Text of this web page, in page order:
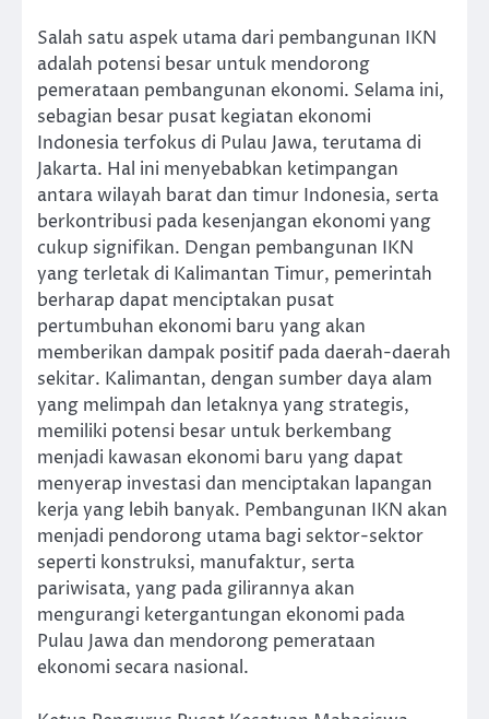
Salah satu aspek utama dari pembangunan IKN
adalah potensi besar untuk mendorong
pemerataan pembangunan ekonomi. Selama ini,
sebagian besar pusat kegiatan ekonomi
Indonesia terfokus di Pulau Jawa, terutama di
Jakarta. Hal ini menyebabkan ketimpangan
antara wilayah barat dan timur Indonesia, serta
berkontribusi pada kesenjangan ekonomi yang
cukup signifikan. Dengan pembangunan IKN
yang terletak di Kalimantan Timur, pemerintah
berharap dapat menciptakan pusat
pertumbuhan ekonomi baru yang akan
memberikan dampak positif pada daerah-daerah
sekitar. Kalimantan, dengan sumber daya alam
yang melimpah dan letaknya yang strategis,
memiliki potensi besar untuk berkembang
menjadi kawasan ekonomi baru yang dapat
menyerap investasi dan menciptakan lapangan
kerja yang lebih banyak. Pembangunan IKN akan
menjadi pendorong utama bagi sektor-sektor
seperti konstruksi, manufaktur, serta
pariwisata, yang pada gilirannya akan
mengurangi ketergantungan ekonomi pada
Pulau Jawa dan mendorong pemerataan
ekonomi secara nasional.